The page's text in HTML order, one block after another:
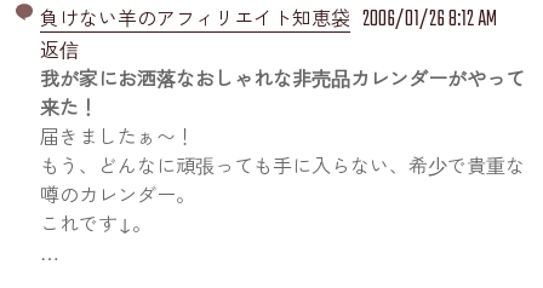
負けない羊のアフィリエイト知恵袋 2006/01/26 8:12 AM
返信
我が家にお洒落なおしゃれな非売品カレンダーがやって
来た！
届きましたぁ〜！
もう、どんなに頑張っても手に入らない、希少で貴重な
噂のカレンダー。
これです↓。
…